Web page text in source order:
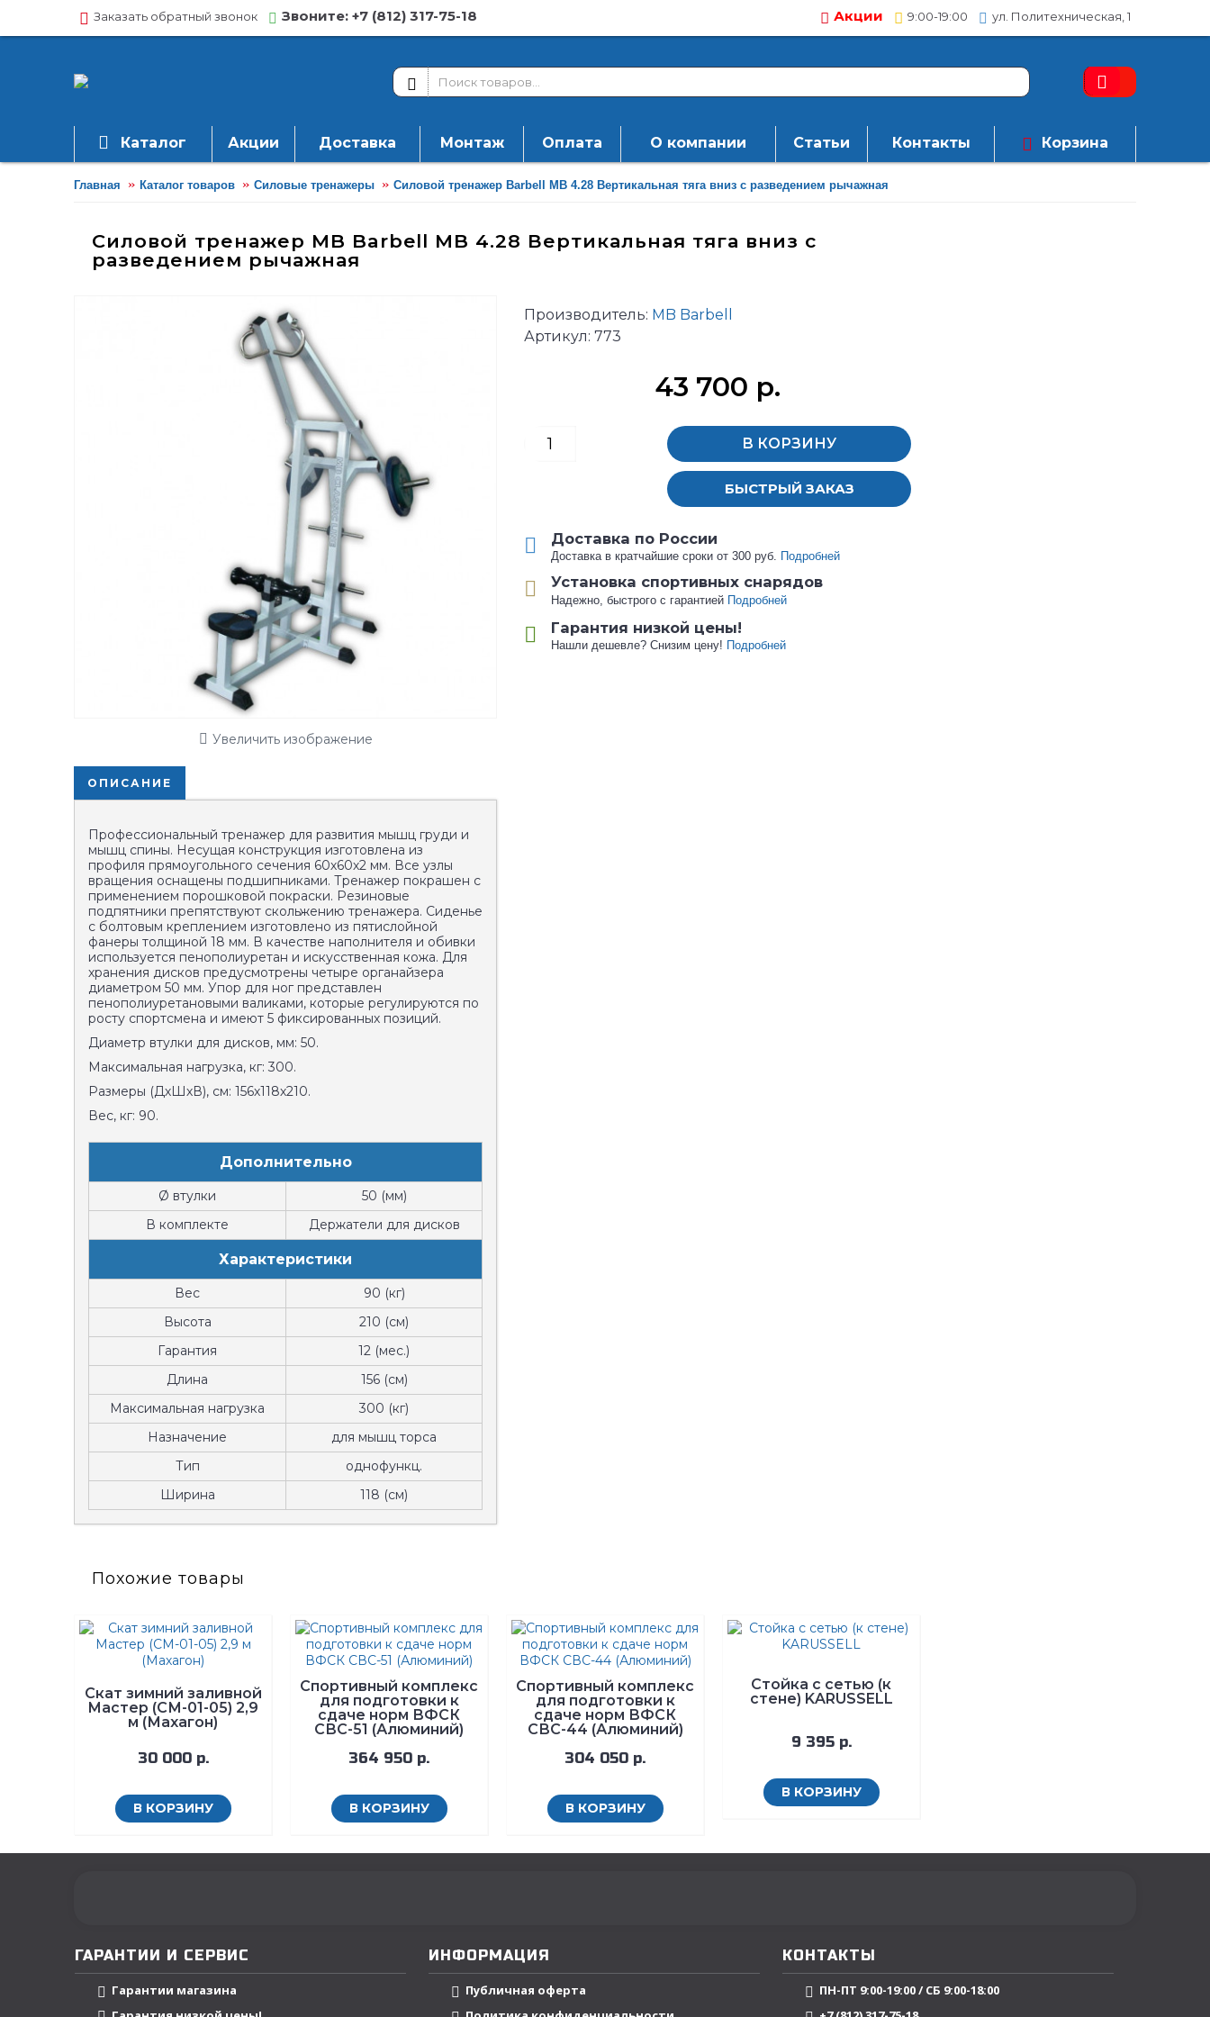
Заказать обратный звонок Звоните: +7 (812) 317-75-18 Акции 9:00-19:00 ул. Политехническая, 1
Каталог Акции Доставка Монтаж Оплата О компании Статьи Контакты Корзина
Главная Каталог товаров Силовые тренажеры Силовой тренажер Barbell МВ 4.28 Вертикальная тяга вниз с разведением рычажная
Силовой тренажер MB Barbell MB 4.28 Вертикальная тяга вниз с
разведением рычажная
Увеличить изображение
ОПИСАНИЕ
Профессиональный тренажер для развития мышц груди и
мышц спины. Несущая конструкция изготовлена из
профиля прямоугольного сечения 60х60х2 мм. Все узлы
вращения оснащены подшипниками. Тренажер покрашен с
применением порошковой покраски. Резиновые
подпятники препятствуют скольжению тренажера. Сиденье
с болтовым креплением изготовлено из пятислойной
фанеры толщиной 18 мм. В качестве наполнителя и обивки
используется пенополиуретан и искусственная кожа. Для
хранения дисков предусмотрены четыре органайзера
диаметром 50 мм. Упор для ног представлен
пенополиуретановыми валиками, которые регулируются по
росту спортсмена и имеют 5 фиксированных позиций.
Диаметр втулки для дисков, мм: 50.
Максимальная нагрузка, кг: 300.
Размеры (ДхШхВ), см: 156х118х210.
Вес, кг: 90.
Дополнительно
Ø втулки
50 (мм)
В комплекте
Держатели для дисков
Характеристики
Вес
90 (кг)
Высота
210 (см)
Гарантия
12 (мес.)
Длина
156 (см)
Максимальная нагрузка
300 (кг)
Назначение
для мышц торса
Тип
однофункц.
Ширина
118 (см)
Производитель: MB Barbell
Артикул: 773
43 700 р.
В КОРЗИНУ
БЫСТРЫЙ ЗАКАЗ
Доставка по России
Доставка в кратчайшие сроки от 300 руб. Подробней
Установка спортивных снарядов
Надежно, быстрого с гарантией Подробней
Гарантия низкой цены!
Нашли дешевле? Снизим цену! Подробней
Похожие товары
Скат зимний заливной
Мастер (СМ-01-05) 2,9
м (Махагон)
30 000 р.
В КОРЗИНУ
Спортивный комплекс
для подготовки к
сдаче норм ВФСК
СВС-51 (Алюминий)
364 950 р.
В КОРЗИНУ
Спортивный комплекс
для подготовки к
сдаче норм ВФСК
СВС-44 (Алюминий)
304 050 р.
В КОРЗИНУ
Стойка с сетью (к
стене) KARUSSELL
9 395 р.
В КОРЗИНУ
ГАРАНТИИ И СЕРВИС
Гарантии магазина
ИНФОРМАЦИЯ
Публичная оферта
КОНТАКТЫ
ПН-ПТ 9:00-19:00 / СБ 9:00-18:00